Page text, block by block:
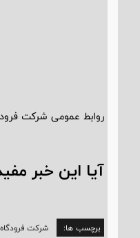
روابط عمومی شرکت
آیا این خبر
برچسب ها: شرکت